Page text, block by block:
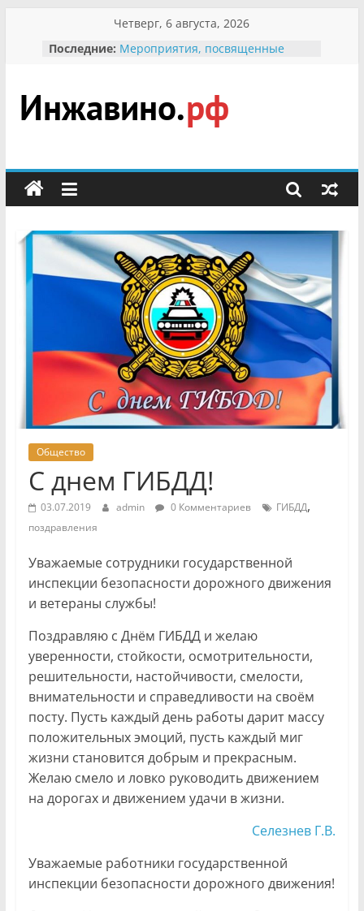
содержимому
Четверг, 6 августа, 2026
Последние: Мероприятия, посвященные
гражданин Инжавинского округа»
участнице Великой
Отечественной, фронтовичке
Безопасность в сети Интернет
мероприятии «Сохраним
первоцветы!»
В вольере Воронинского
заповедника родились крапчатые
суслики
Инжавино.рф
сельский
портал
Общество
С днем ГИБДД!
03.07.2019 admin 0 Комментариев ГИБДД,
поздравления
Уважаемые сотрудники государственной
инспекции безопасности дорожного движения
и ветераны службы!
Поздравляю с Днём ГИБДД и желаю
уверенности, стойкости, осмотрительности,
решительности, настойчивости, смелости,
внимательности и справедливости на своём
посту. Пусть каждый день работы дарит массу
положительных эмоций, пусть каждый миг
жизни становится добрым и прекрасным.
Желаю смело и ловко руководить движением
на дорогах и движением удачи в жизни.
Селезнев Г.В.
Уважаемые работники государственной
инспекции безопасности дорожного движения!